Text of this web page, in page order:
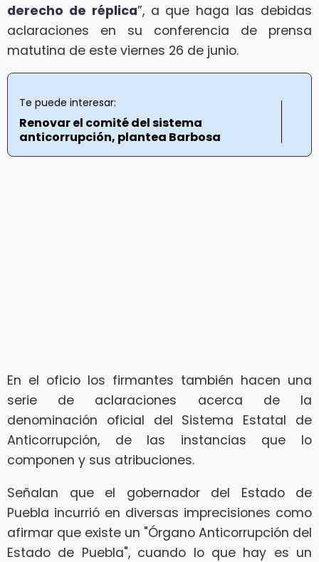
derecho de réplica”, a que haga las debidas
aclaraciones en su conferencia de prensa
matutina de este viernes 26 de junio.
Te puede interesar:
Renovar el comité del sistema
anticorrupción, plantea Barbosa
En el oficio los firmantes también hacen una
serie de aclaraciones acerca de la
denominación oficial del Sistema Estatal de
Anticorrupción, de las instancias que lo
componen y sus atribuciones.
Señalan que el gobernador del Estado de
Puebla incurrió en diversas imprecisiones como
afirmar que existe un "Órgano Anticorrupción del
Estado de Puebla", cuando lo que hay es un